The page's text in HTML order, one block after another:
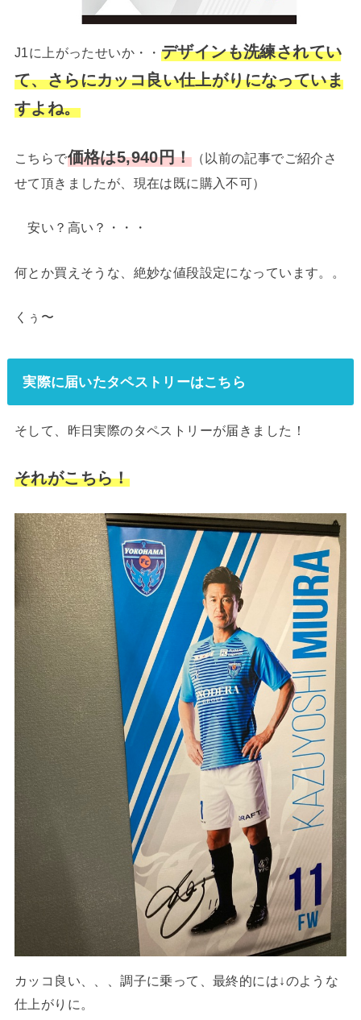
J1に上がったせいか・・ デザインも洗練されてい
て、さらにカッコ良い仕上がりになっていま
すよね。
こちらで価格は5,940円！（以前の記事でご紹介さ
せて頂きましたが、現在は既に購入不可）
安い？高い？・・・
何とか買えそうな、絶妙な値段設定になっています。。
くぅ〜
実際に届いたタペストリーはこちら
そして、昨日実際のタペストリーが届きました！
それがこちら！
カッコ良い、、、調子に乗って、最終的には↓のような
仕上がりに。